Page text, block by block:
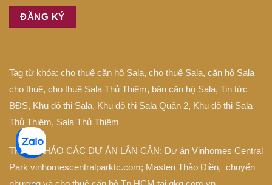
Tag từ khóa: cho thuê căn hộ Sala, cho thuê Sala, căn hộ Sala
cho thuê, cho thuê Sala Thủ Thiêm, bán căn hộ Sala, Tin tức
BĐS, Khu đô thị Sala, Khu đô thị Sala Quận 2, Khu đô thị Sala
Thủ Thiêm, Sala Thủ Thiêm
THAM KHẢO CÁC DỰ ÁN LÂN CẬN: Dự án Vinhomes Central
Park vinhomescentralparktc.com; Masteri Thảo Điền, chuyển